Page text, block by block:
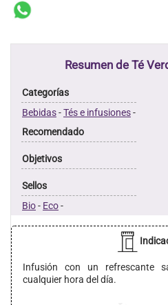
Resumen de Té
Categorías
Bebidas-Tés e infusiones-
Recomendado
Objetivos
Sellos
Bio- Eco-
Infusión con un refrescante
cualquier hora del día.